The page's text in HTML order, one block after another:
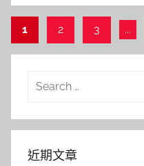
文
章
1 2 3 ...
Search
近期文章